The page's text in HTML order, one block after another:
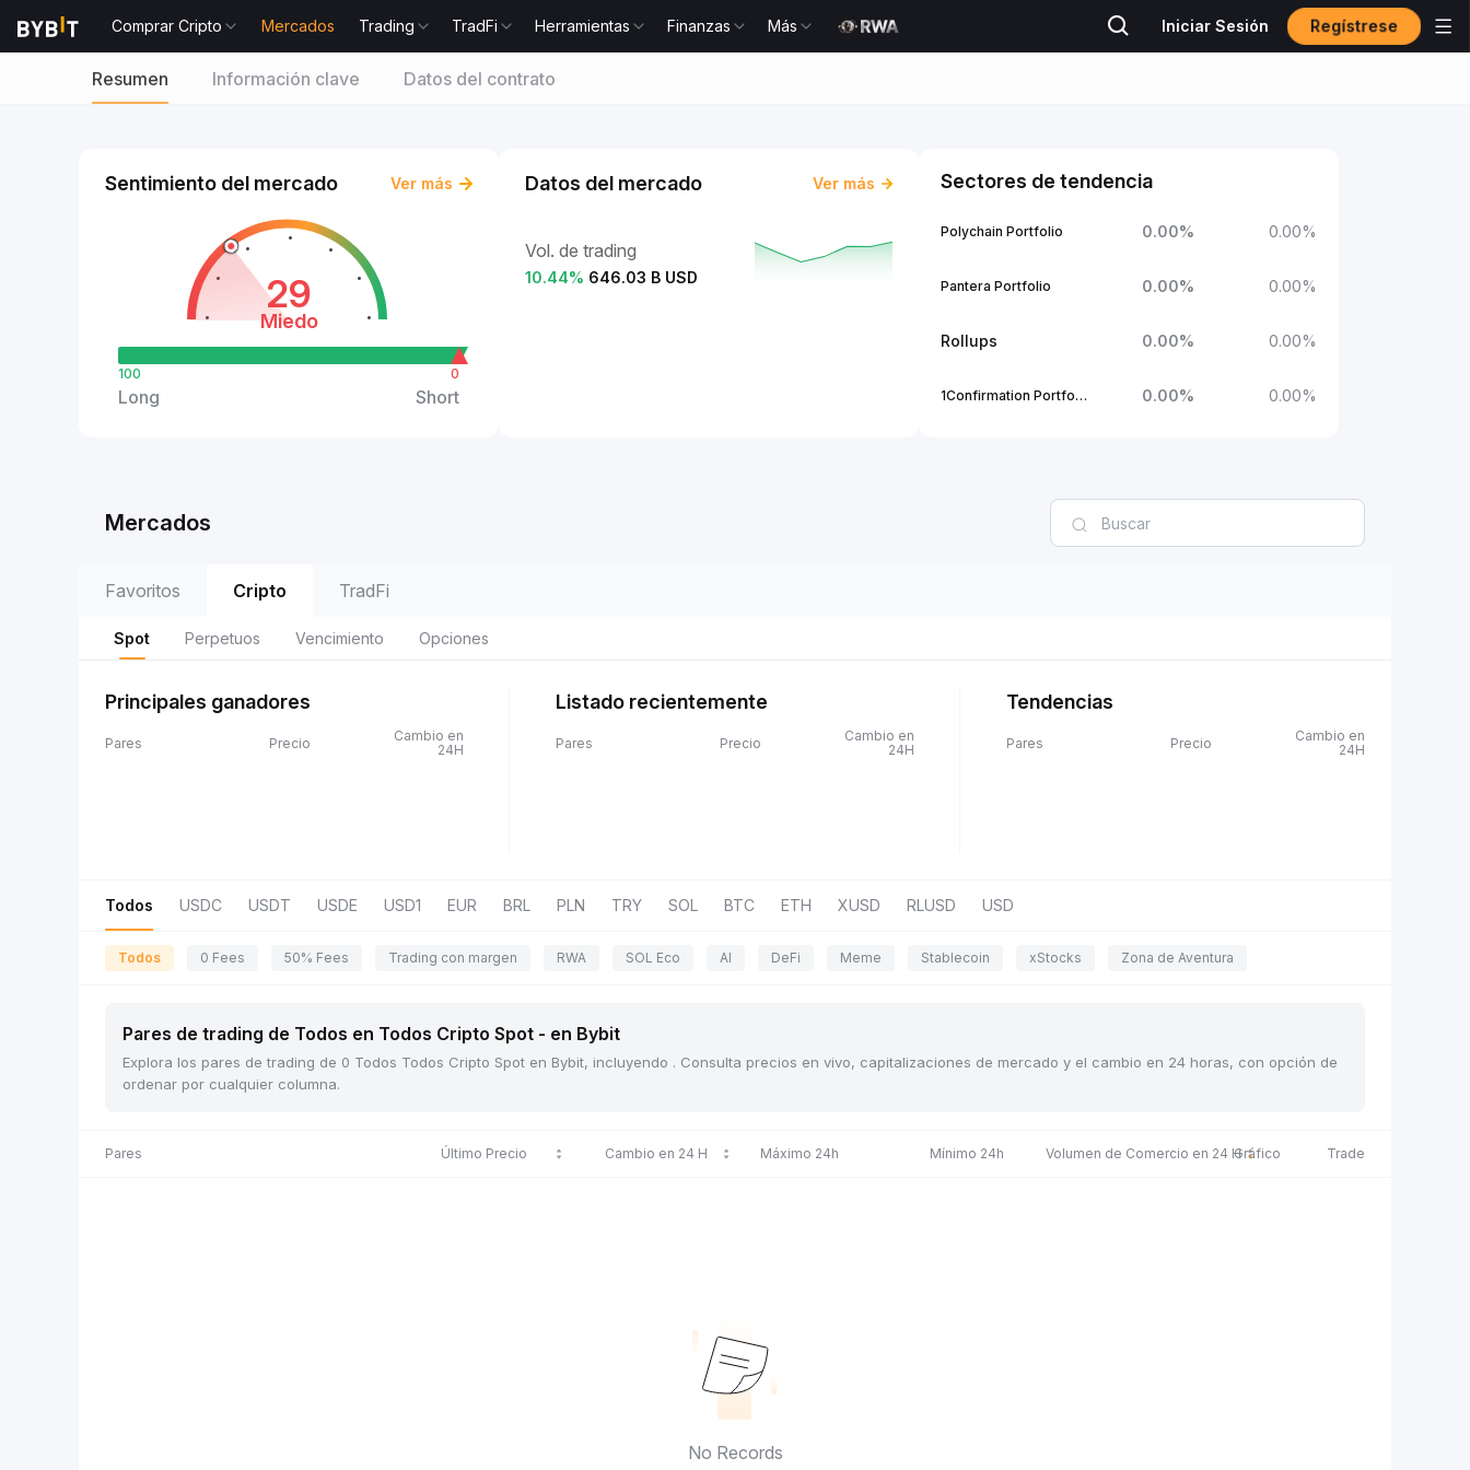
Comprar Cripto Mercados Trading TradFi Herramientas Finanzas Más Iniciar Sesión Regístrese
Resumen Información clave Datos del contrato
Sentimiento del mercado Ver más
29
Miedo
100
Long
0
Short
Datos del mercado Ver más
Vol. de trading
10.44% 646.03 B USD
Sectores de tendencia
Polychain Portfolio 0.00% 0.00%
Pantera Portfolio 0.00% 0.00%
Rollups 0.00% 0.00%
1Confirmation Portfolio 0.00% 0.00%
Mercados
Favoritos Cripto TradFi
Spot Perpetuos Vencimiento Opciones
Principales ganadores
Pares Precio
Cambio en
24H
Listado recientemente
Pares Precio
Cambio en
24H
Tendencias
Pares Precio
Cambio en
24H
Todos USDC USDT USDE USD1 EUR BRL PLN TRY SOL BTC ETH XUSD RLUSD USD
Todos 0 Fees 50% Fees Trading con margen RWA SOL Eco AI DeFi Meme Stablecoin xStocks Zona de Aventura
Pares de trading de Todos en Todos Cripto Spot - en Bybit
Explora los pares de trading de 0 Todos Todos Cripto Spot en Bybit, incluyendo . Consulta precios en vivo, capitalizaciones de mercado y el cambio en 24 horas, con opción de
ordenar por cualquier columna.
Pares Último Precio Cambio en 24 H Máximo 24h Mínimo 24h Volumen de Comercio en 24 HGráfico Trade
No Records